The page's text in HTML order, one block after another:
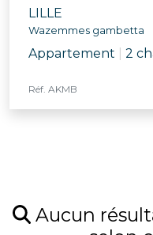
LILLE
Wazemmes gambetta
Appartement 2
Réf. AKMB
Aucun